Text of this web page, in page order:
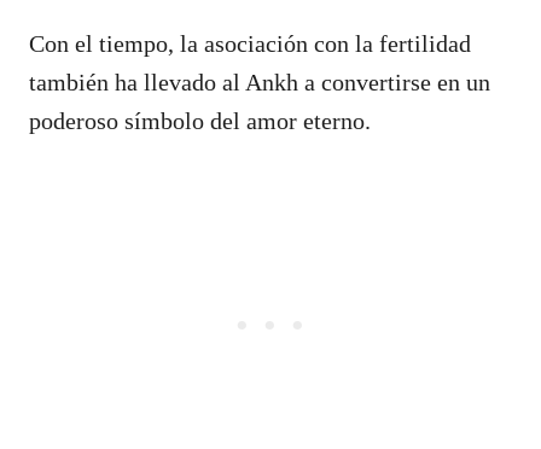
Con el tiempo, la asociación con la fertilidad
también ha llevado al Ankh a convertirse en un
poderoso símbolo del amor eterno.